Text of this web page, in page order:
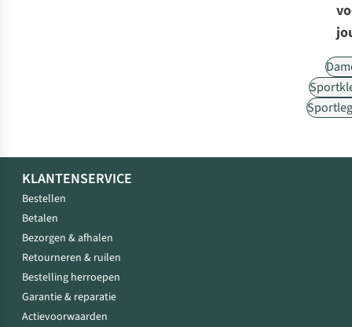
KLANTENSERVICE
Bestellen
Betalen
Bezorgen & afhalen
Retourneren & ruilen
Bestelling herroepen
Garantie & reparatie
Actievoorwaarden